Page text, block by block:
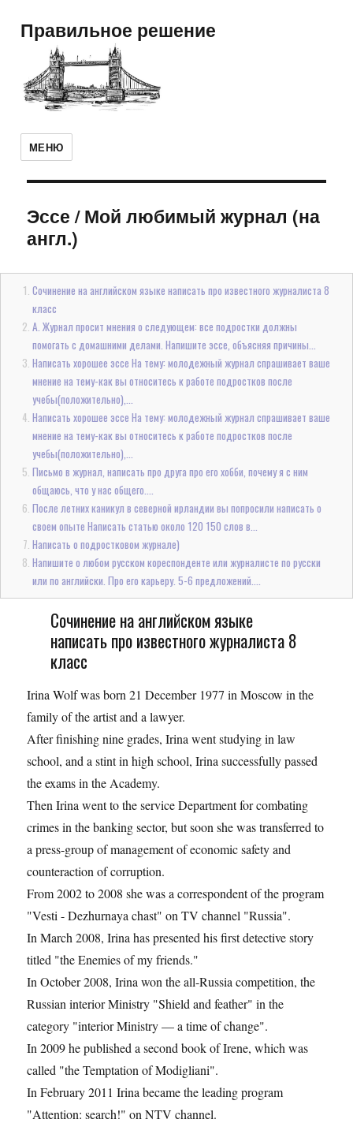
Правильное решение
МЕНЮ
Эссе/Мой любимый журнал (на
англ.)
Сочинение на английском языке написать про известного журналиста 8
класс
А. Журнал просит мнения о следующем: все подростки должны
помогать с домашними делами. Напишите эссе, объясняя причины...
Написать хорошее эссе На тему: молодежный журнал спрашивает ваше
мнение на тему-как вы относитесь к работе подростков после
учебы(положительно),...
Написать хорошее эссе На тему: молодежный журнал спрашивает ваше
мнение на тему-как вы относитесь к работе подростков после
учебы(положительно),...
Письмо в журнал, написать про друга про его хобби, почему я с ним
общаюсь, что у нас общего....
После летних каникул в северной ирландии вы попросили написать о
своем опыте Написать статью около 120 150 слов в...
Написать о подростковом журнале)
Напишите о любом русском кореспонденте или журналисте по русски
или по английски. Про его карьеру. 5-6 предложений....
Сочинение на английском языке
написать про известного журналиста 8
класс
Irina Wolf was born 21 December 1977 in Moscow in the
family of the artist and a lawyer.
After finishing nine grades, Irina went studying in law
school, and a stint in high school, Irina successfully passed
the exams in the Academy.
Then Irina went to the service Department for combating
crimes in the banking sector, but soon she was transferred to
a press-group of management of economic safety and
counteraction of corruption.
From 2002 to 2008 she was a correspondent of the program
"Vesti - Dezhurnaya chast" on TV channel "Russia".
In March 2008, Irina has presented his first detective story
titled "the Enemies of my friends."
In October 2008, Irina won the all-Russia competition, the
Russian interior Ministry "Shield and feather" in the
category "interior Ministry — a time of change".
In 2009 he published a second book of Irene, which was
called "the Temptation of Modigliani".
In February 2011 Irina became the leading program
"Attention: search!" on NTV channel.